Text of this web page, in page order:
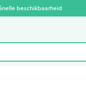
beschikbaarheid